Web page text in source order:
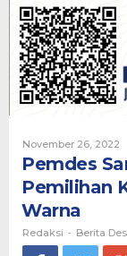
November 26, 2022
Pemdes
Pemilihan
Warna
Redaksi - Berita